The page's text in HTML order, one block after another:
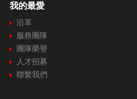
我的最愛
沿革
服務團隊
團隊榮譽
人才招募
聯繫我們